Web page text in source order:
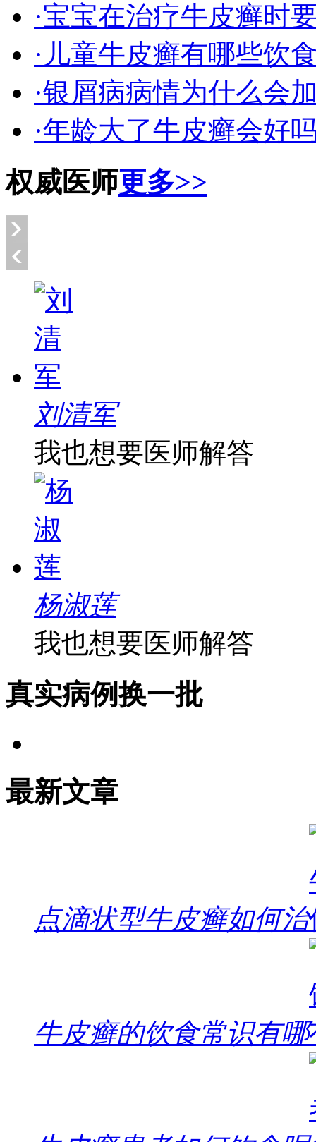
·宝宝在治疗牛皮癣时
·儿童牛皮癣有哪些饮
·银屑病病情为什么会
·年龄大了牛皮癣会好
权威医师更多>>
刘清军
我也想要医师解答
杨淑莲
我也想要医师解答
真实病例换一批
最新文章
点滴状型牛皮癣如何治
牛皮癣的饮食常识有哪